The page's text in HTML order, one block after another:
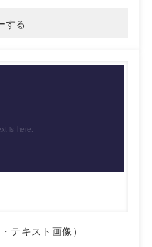
する
テキスト画像）